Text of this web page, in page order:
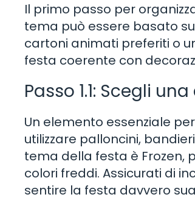
Il primo passo per
tema può essere basato
cartoni animati preferiti o
festa coerente con
Passo 1.1: Scegli
Un elemento essenziale
utilizzare palloncini,
tema della festa è Frozen,
colori freddi. Assicurati di
sentire la festa davvero